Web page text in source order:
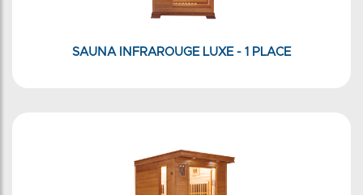
SAUNA INFRAROUGE LUXE - 1 PLACE